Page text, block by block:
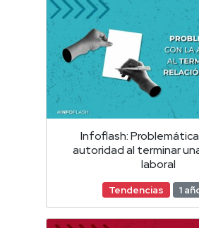
Infoflash:
autoridad al terminar
laboral
Tendencias 1